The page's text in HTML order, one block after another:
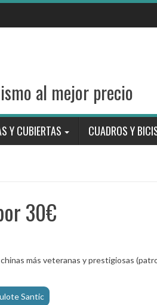
al mejor precio
Y CUBIERTAS CUADROS Y
30€
más veteranas y prestigiosas
Santic